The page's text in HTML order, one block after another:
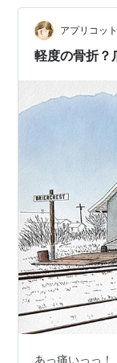
釜駅・夜 駅前
見られなかった
前ロータリー
アプリコッ
軽度の骨折？
あっ痛いっっ